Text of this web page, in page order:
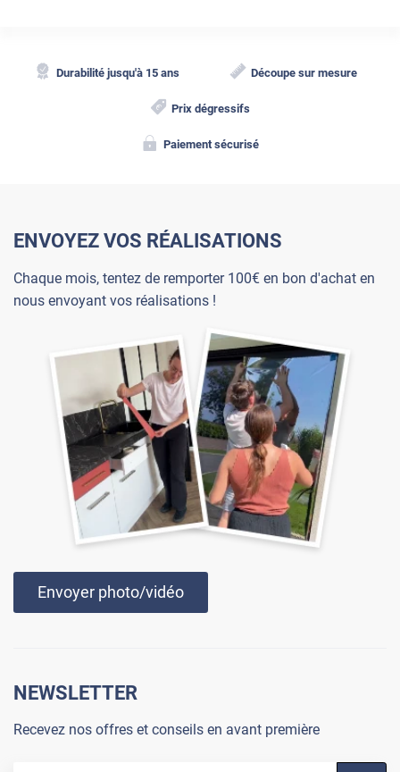
Durabilité jusqu'à 15 ans Découpe sur mesure
Prix dégressifs
Paiement sécurisé
ENVOYEZ VOS RÉALISATIONS
Chaque mois, tentez de remporter 100€ en bon d'achat en
nous envoyant vos réalisations !
Envoyer photo/vidéo
NEWSLETTER
Recevez nos offres et conseils en avant première